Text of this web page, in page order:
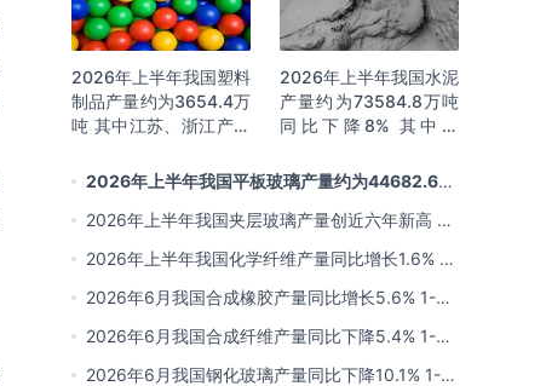
2026年上半年我国塑料
制品产量约为3654.4万
吨 其中江苏、浙江产量
16.0%
2026年上半年我国水泥
产量约为73584.8万吨
同比下降8% 其中广
名前三
2026年上半年我国平板玻璃产量约为44682.6万
重量箱 同比下降5.7% 其中河北产量最多 占比16%
2026年上半年我国夹层玻璃产量创近六年新高 约
为7964.8万平方米 同比下降0.9%
2026年上半年我国化学纤维产量同比增长1.6% 其
中浙江、江苏产量分别占比42.03%、31.34%
2026年6月我国合成橡胶产量同比增长5.6% 1-6
月累计产量同比增长6.4%
2026年6月我国合成纤维产量同比下降5.4% 1-6
月累计产量为3815.7万吨 同比增长0.8%
2026年6月我国钢化玻璃产量同比下降10.1% 1-6